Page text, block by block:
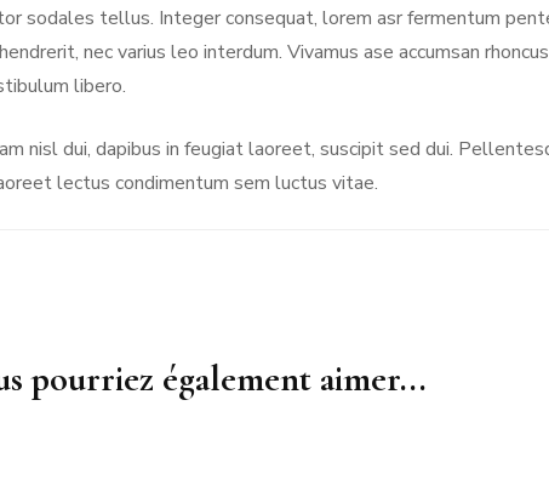
sodales tellus. Integer consequat, lorem asr fermentum
nec varius leo interdum. Vivamus ase accumsan
libero.
nisl dui, dapibus in feugiat laoreet, suscipit sed dui.
lectus condimentum sem luctus vitae.
pourriez également aimer...